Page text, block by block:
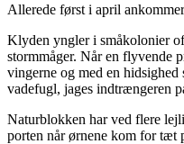
Allerede først i april
Klyden yngler i småkolonier
stormmåger. Når en flyvende
vingerne og med en
vadefugl, jages indtrængeren
Naturblokken har ved flere
porten når ørnene kom for tæt